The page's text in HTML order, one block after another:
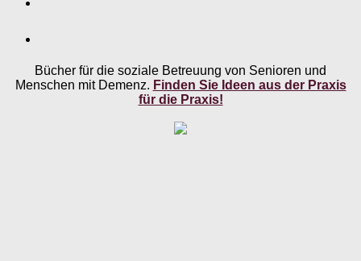
Bücher für die soziale Betreuung von Senioren und
Menschen mit Demenz. Finden Sie Ideen aus der Praxis
für die Praxis!